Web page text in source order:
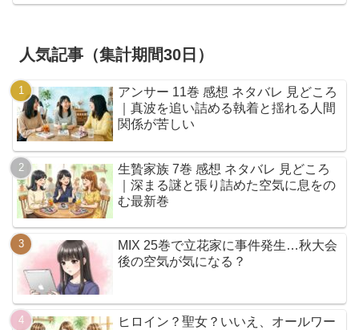
値】
人気記事（集計期間30日）
アンサー 11巻 感想 ネタバレ 見どころ
｜真波を追い詰める執着と揺れる人間
関係が苦しい
生贄家族 7巻 感想 ネタバレ 見どころ
｜深まる謎と張り詰めた空気に息をの
む最新巻
MIX 25巻で立花家に事件発生…秋大会
後の空気が気になる？
ヒロイン？聖女？いいえ、オールワー